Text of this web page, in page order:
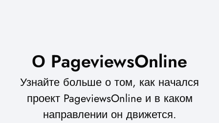
О PageviewsOnline
Узнайте больше о том, как начался
проект PageviewsOnline и в каком
направлении он движется.